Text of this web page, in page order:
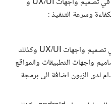
وسرعة التنفيذ :
مصمم و مبرمج مبدع وبخبرة عالية في تصميم واجهات UX/UI وكذلك
واجهات التطبيقات والمواقع
الزبون اضافة الى برمجة